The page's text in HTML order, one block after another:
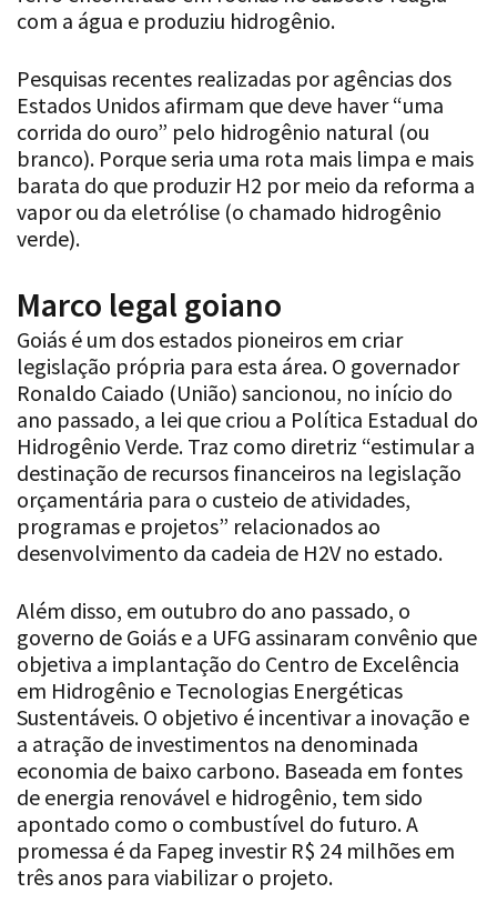
Pesquisas recentes realizadas por agências dos
Estados Unidos afirmam que deve haver “uma
corrida do ouro” pelo hidrogênio natural (ou
branco). Porque seria uma rota mais limpa e mais
barata do que produzir H2 por meio da reforma a
vapor ou da eletrólise (o chamado hidrogênio
verde).
Goiás é um dos estados pioneiros em criar
legislação própria para esta área. O governador
Ronaldo Caiado (União) sancionou, no início do
ano passado, a lei que criou a Política Estadual do
Hidrogênio Verde. Traz como diretriz “estimular a
destinação de recursos financeiros na legislação
orçamentária para o custeio de atividades,
programas e projetos” relacionados ao
desenvolvimento da cadeia de H2V no estado.
governo de Goiás e a UFG assinaram convênio que
objetiva a implantação do Centro de Excelência
em Hidrogênio e Tecnologias Energéticas
Sustentáveis. O objetivo é incentivar a inovação e
a atração de investimentos na denominada
economia de baixo carbono. Baseada em fontes
de energia renovável e hidrogênio, tem sido
apontado como o combustível do futuro. A
promessa é da Fapeg investir R$ 24 milhões em
três anos para viabilizar o projeto.